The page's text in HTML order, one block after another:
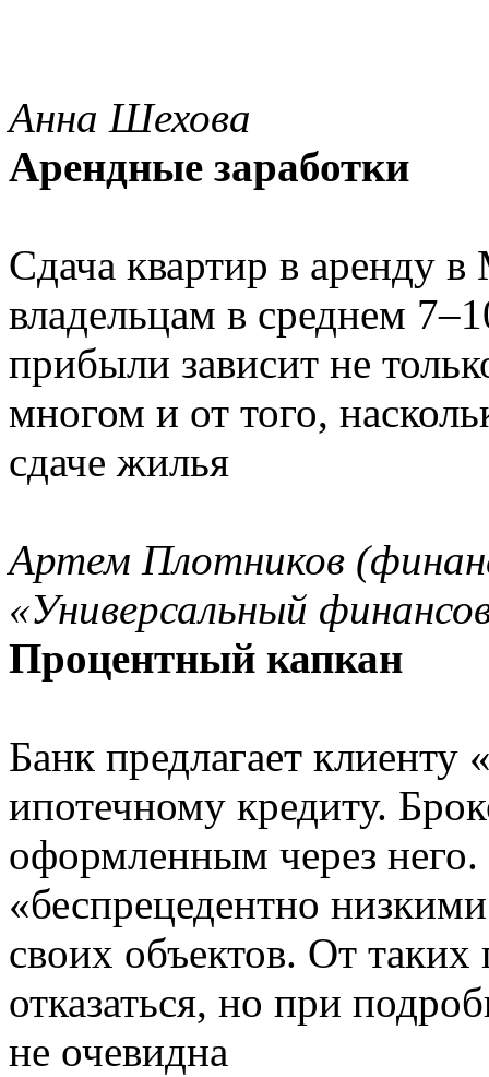
Анна Шехова
Арендные заработки
Сдача квартир в аренду
владельцам в среднем
прибыли зависит не
многом и от того,
сдаче жилья
Артем Плотников
«Универсальный
Процентный капкан
Банк предлагает клиенту
ипотечному кредиту.
оформленным через
«беспрецедентно
своих объектов. От
отказаться, но при
не очевидна